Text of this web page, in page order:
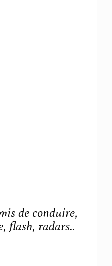
de conduire,
flash, radars..